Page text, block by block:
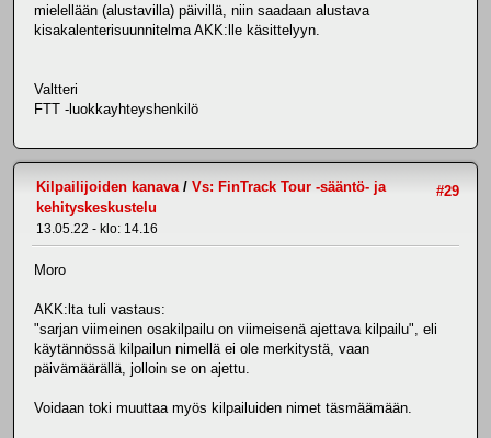
mielellään (alustavilla) päivillä, niin saadaan alustava
kisakalenterisuunnitelma AKK:lle käsittelyyn.
Valtteri
FTT -luokkayhteyshenkilö
#29
Kilpailijoiden kanava/ Vs: FinTrack Tour -sääntö- ja
kehityskeskustelu
13.05.22 - klo: 14.16
Moro
AKK:lta tuli vastaus:
"sarjan viimeinen osakilpailu on viimeisenä ajettava kilpailu", eli
käytännössä kilpailun nimellä ei ole merkitystä, vaan
päivämäärällä, jolloin se on ajettu.
Voidaan toki muuttaa myös kilpailuiden nimet täsmäämään.